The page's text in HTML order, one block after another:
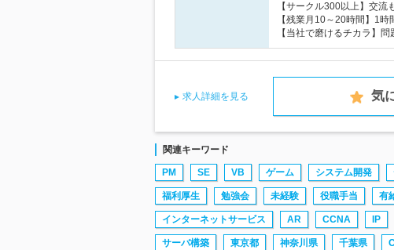
【サークル300以上】交流
【残業月10～20時間】1
【当社で磨けるチカラ】
求人詳細を見る 気
関連キーワード
PM SE VB ゲーム システム開発
福利厚生 勉強会 未経験 役職手当 有
インターネットサービス AR CCNA IP
サーバ構築 東京都 神奈川県 千葉県